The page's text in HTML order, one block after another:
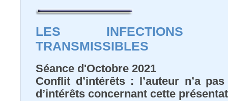
LES INFECTIONS
TRANSMISSIBLES
Séance d'Octobre 2021
Conflit d’intérêts : l’auteur n’a
d’intérêts concernant cette